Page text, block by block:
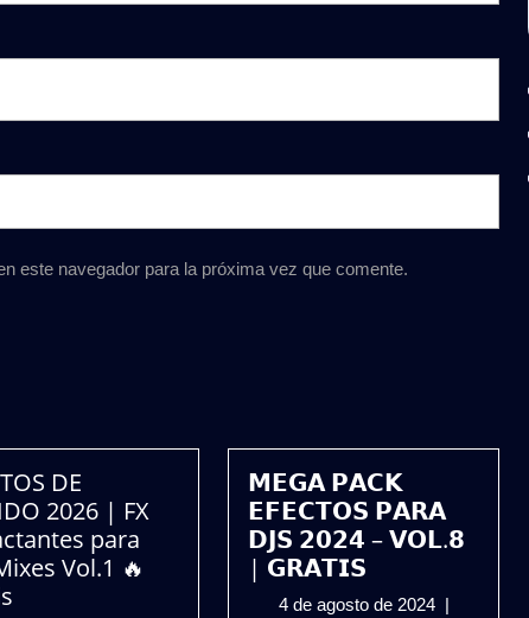
este navegador para la próxima vez que comente.
DE
2026 | FX
para
Vol.1 🔥
𝗠𝗘𝗚𝗔 𝗣𝗔𝗖𝗞
𝗘𝗙𝗘𝗖𝗧𝗢𝗦 𝗣𝗔𝗥𝗔
𝗗𝗝𝗦 𝟮𝟬𝟮𝟰 – 𝗩𝗢𝗟.𝟴
| 𝗚𝗥𝗔𝗧𝗜𝗦
4 de agosto de 2024 4|